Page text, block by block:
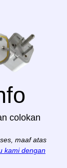
colokan
maaf atas
kami dengan